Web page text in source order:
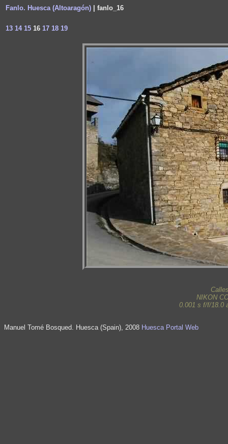
Fanlo. Huesca (Altoaragón) | fanlo_16
13 1415 16 17 18 19
NIKON
0.001 s f/f/18.0
Manuel Tomé Bosqued. Huesca (Spain), 2008 Huesca Portal Web